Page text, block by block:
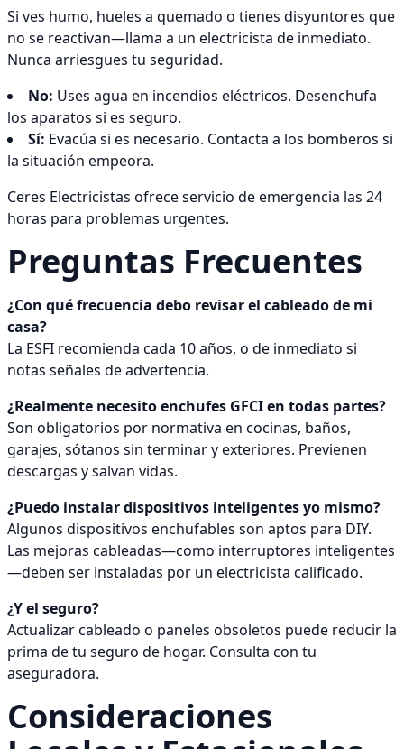
Si ves humo, hueles a quemado o tienes disyuntores que
no se reactivan—llama a un electricista de inmediato.
Nunca arriesgues tu seguridad.
No: Uses agua en incendios eléctricos. Desenchufa
los aparatos si es seguro.
Sí: Evacúa si es necesario. Contacta a los bomberos si
la situación empeora.
Ceres Electricistas ofrece servicio de emergencia las 24
horas para problemas urgentes.
Preguntas Frecuentes
¿Con qué frecuencia debo revisar el cableado de mi
casa?
La ESFI recomienda cada 10 años, o de inmediato si
notas señales de advertencia.
¿Realmente necesito enchufes GFCI en todas partes?
Son obligatorios por normativa en cocinas, baños,
garajes, sótanos sin terminar y exteriores. Previenen
descargas y salvan vidas.
¿Puedo instalar dispositivos inteligentes yo mismo?
Algunos dispositivos enchufables son aptos para DIY.
Las mejoras cableadas—como interruptores inteligentes
—deben ser instaladas por un electricista calificado.
¿Y el seguro?
Actualizar cableado o paneles obsoletos puede reducir la
prima de tu seguro de hogar. Consulta con tu
aseguradora.
Consideraciones